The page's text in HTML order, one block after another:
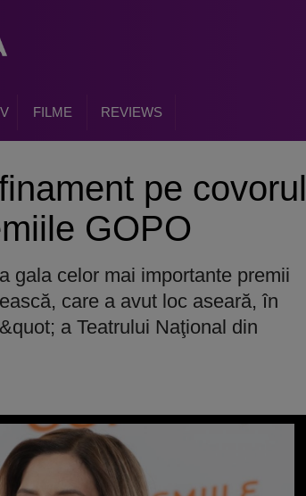
FILME REVIEWS
pe covorul
GOPO
gala celor mai importante premii
care a avut loc aseară, în
a Teatrului Naţional din